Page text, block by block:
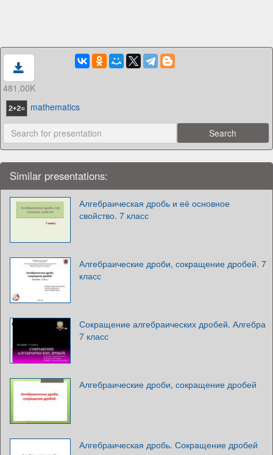
481.00K
mathematics
Similar presentations:
Алгебраическая дробь и её основное
свойство. 7 класс
Алгебраические дроби, сокращение дробей. 7
класс
Сокращение алгебраических дробей. Алгебра
7 класс
Алгебраические дроби, сокращение дробей
Алгебраическая дробь. Сокращение дробей